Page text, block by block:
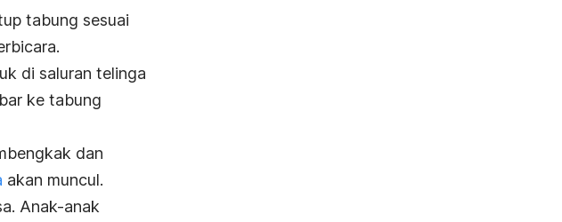
tabung sesuai
di saluran telinga
ke tabung
dan
akan muncul.
Anak-anak